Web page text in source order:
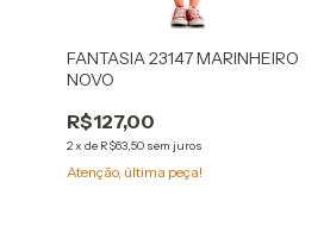
FANTASIA 23147 MARINHEIRO
NOVO
R$127,00
2x de R$63,50 sem juros
Atenção, última peça!